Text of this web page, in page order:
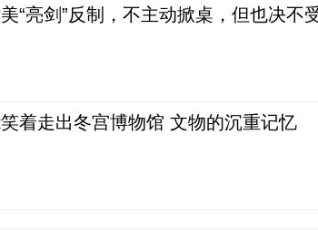
“亮剑”反制，不主动掀桌，但也决不
着走出冬宫博物馆 文物的沉重记忆